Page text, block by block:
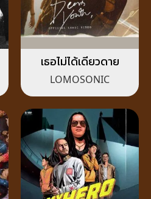
เธอไม่ได้เดียวดาย
LOMOSONIC